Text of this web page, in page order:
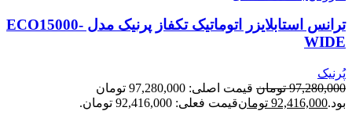
ترانس استابلایزر اتوماتیک تکفاز پرنیک مدل ECO15000-
WIDE
پُرنیک
97,280,000 تومان
قیمت اصلی: 97,280,000 تومان
بود.92,416,000 تومانقیمت فعلی: 92,416,000 تومان.